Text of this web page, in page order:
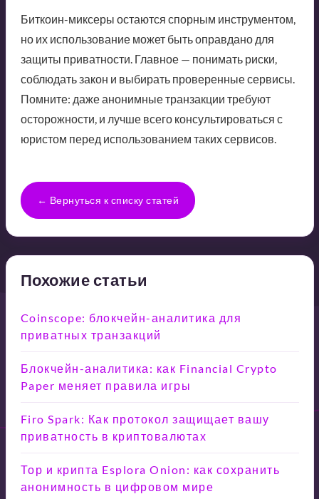
Биткоин-миксеры остаются спорным инструментом,
но их использование может быть оправдано для
защиты приватности. Главное — понимать риски,
соблюдать закон и выбирать проверенные сервисы.
Помните: даже анонимные транзакции требуют
осторожности, и лучше всего консультироваться с
юристом перед использованием таких сервисов.
← Вернуться к списку статей
Похожие статьи
Coinscope: блокчейн-аналитика для
приватных транзакций
Блокчейн-аналитика: как Financial Crypto
Paper меняет правила игры
Firo Spark: Как протокол защищает вашу
приватность в криптовалютах
Тор и крипта Esplora Onion: как сохранить
анонимность в цифровом мире